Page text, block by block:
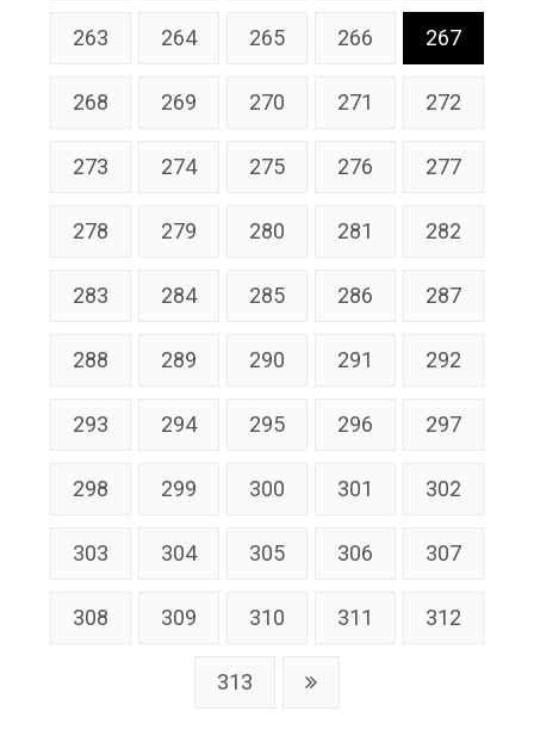
263 264 265 266 267
268 269 270 271 272
273 274 275 276 277
278 279 280 281 282
283 284 285 286 287
288 289 290 291 292
293 294 295 296 297
298 299 300 301 302
303 304 305 306 307
308 309 310 311 312
313